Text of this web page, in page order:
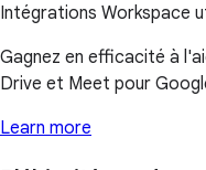
Intégrations Workspace
Gagnez en efficacité à
Drive et Meet pour
Learn more